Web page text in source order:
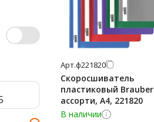
Арт.ф221820
Скоросшиватель
пластиковый
ассорти, А4, 221820
В наличии